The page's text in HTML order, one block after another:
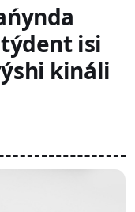
isi
kináli